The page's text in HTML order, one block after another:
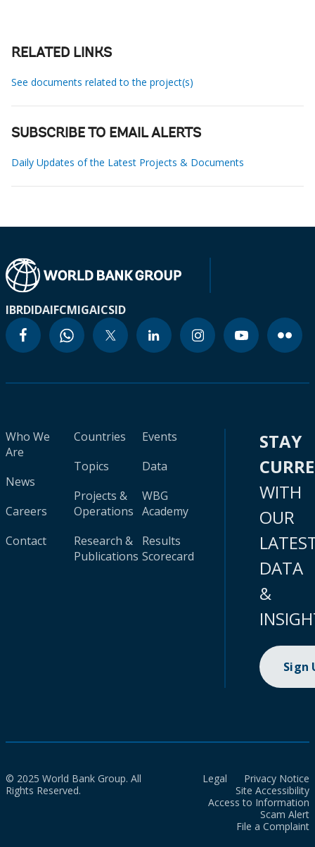
RELATED LINKS
See documents related to the project(s)
SUBSCRIBE TO EMAIL ALERTS
Daily Updates of the Latest Projects & Documents
IBRDIDAIFCMIGAICSID
Who We
Are
News
Careers
Contact
Countries
Topics
Projects &
Operations
Research &
Publications
Events
Data
WBG
Academy
Results
Scorecard
STAY
WITH
OUR
DATA
&
Sign
© 2025 World Bank Group. All
Rights Reserved.
Legal
Privacy Notice
Site Accessibility
Access to Information
Scam Alert
File a Complaint